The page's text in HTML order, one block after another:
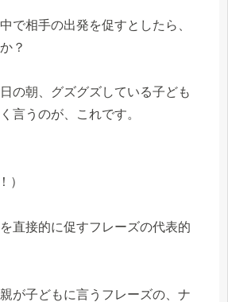
で相手の出発を促すとしたら、
？
の朝、グズグズしている子ども
言うのが、これです。
）
直接的に促すフレーズの代表的
が子どもに言うフレーズの、ナ